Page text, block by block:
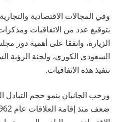
وفي المجالات الاقتصادية
بتوقيع عدد من الاتفاقيات
الزيارة، واتفقا على أهمية دور
تنفيذ هذه الاتفاقيات.